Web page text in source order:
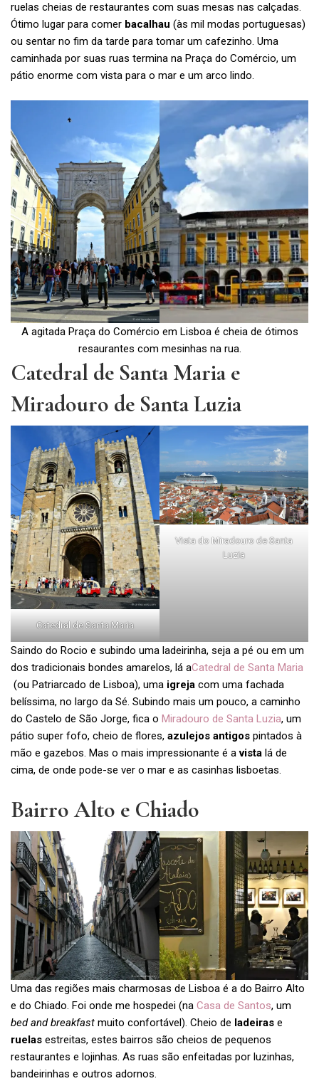
ruelas cheias de restaurantes com suas mesas nas calçadas.
Ótimo lugar para comer bacalhau (às mil modas portuguesas)
ou sentar no fim da tarde para tomar um cafezinho. Uma
caminhada por suas ruas termina na Praça do Comércio, um
pátio enorme com vista para o mar e um arco lindo.
A agitada Praça do Comércio em Lisboa é cheia de ótimos
resaurantes com mesinhas na rua.
Catedral de Santa Maria e
Miradouro de Santa Luzia
Catedral de Santa Maria
Vista do Miradouro de Santa
Luzia
Saindo do Rocio e subindo uma ladeirinha, seja a pé ou em um
dos tradicionais bondes amarelos, lá aCatedral de Santa Maria
(ou Patriarcado de Lisboa), uma igreja com uma fachada
belíssima, no largo da Sé. Subindo mais um pouco, a caminho
do Castelo de São Jorge, fica o Miradouro de Santa Luzia, um
pátio super fofo, cheio de flores, azulejos antigos pintados à
mão e gazebos. Mas o mais impressionante é avista lá de
cima, de onde pode-se ver o mar e as casinhas lisboetas.
Bairro Alto e Chiado
Uma das regiões mais charmosas de Lisboa é a do Bairro Alto
e do Chiado. Foi onde me hospedei (na Casa de Santos, um
bed and breakfast muito confortável). Cheio de ladeiras e
ruelas estreitas, estes bairros são cheios de pequenos
restaurantes e lojinhas. As ruas são enfeitadas por luzinhas,
bandeirinhas e outros adornos.